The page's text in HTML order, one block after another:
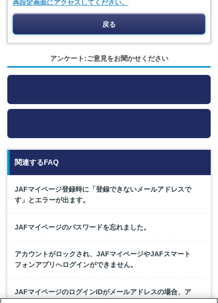
再設定画面にアクセスしてください。
戻る
アンケート:ご意見をお聞かせください
関連するFAQ
JAFマイページ登録時に「登録できないメールアドレスで
す」とエラーが出ます。
JAFマイページのパスワードを忘れました。
アカウントがロックされ、JAFマイページやJAFスマート
フォンアプリへログインができません。
JAFマイページのログインIDがメールアドレスの場合、ア